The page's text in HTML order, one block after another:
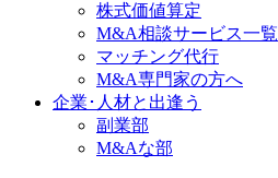
株式価値算定
M&A相談サービス一覧
マッチング代行
M&A専門家の方へ
企業･人材と出逢う
副業部
M&Aな部